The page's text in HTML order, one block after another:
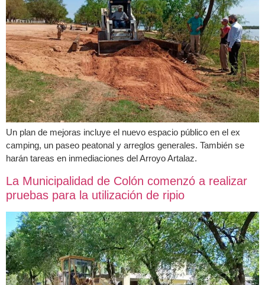
Un plan de mejoras incluye el nuevo espacio público en el ex
camping, un paseo peatonal y arreglos generales. También se
harán tareas en inmediaciones del Arroyo Artalaz.
La Municipalidad de Colón comenzó a realizar
pruebas para la utilización de ripio